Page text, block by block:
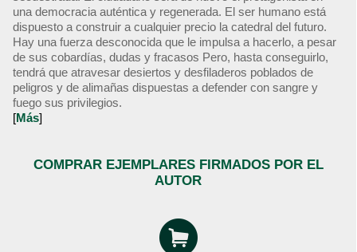
una democracia auténtica y regenerada. El ser humano está
dispuesto a construir a cualquier precio la catedral del futuro.
Hay una fuerza desconocida que le impulsa a hacerlo, a pesar
de sus cobardías, dudas y fracasos Pero, hasta conseguirlo,
tendrá que atravesar desiertos y desfiladeros poblados de
peligros y de alimañas dispuestas a defender con sangre y
fuego sus privilegios.
[Más]
COMPRAR EJEMPLARES FIRMADOS POR EL
AUTOR